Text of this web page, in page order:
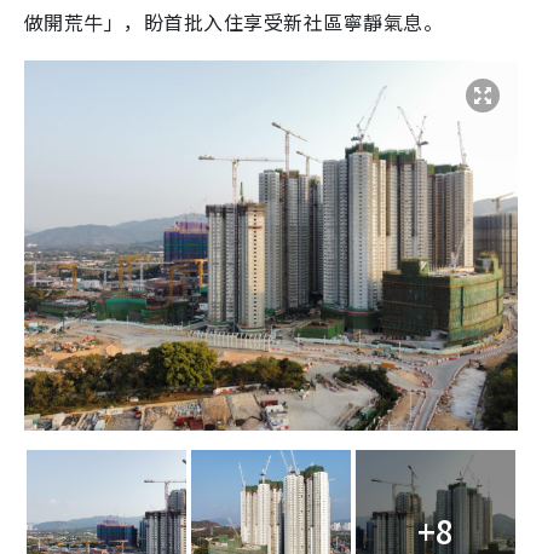
做開荒牛」，盼首批入住享受新社區寧靜氣息。
+8